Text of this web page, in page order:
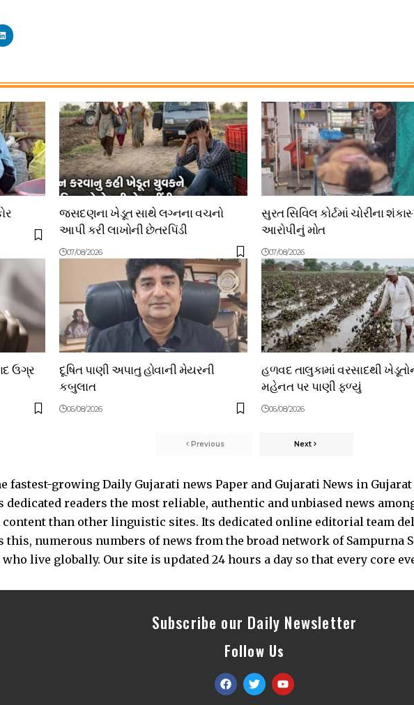
જસદણના ખેડૂત સાથે લગ્નના વચનો
આપી કરી લાખોની છેતરપિંડી
07/08/2026
સુરત સિવિલ કોર્ટમાં ચોરીના
આરોપીનું મોત
07/08/2026
ઉગ્ર
દૂષિત પાણી અપાતુ હોવાની મેયરની
કબુલાત
06/08/2026
હળવદ તાલુકામાં વરસાદથી
મહેનત પર પાણી ફળ્યું
06/08/2026
Previous Next
fastest-growing Daily Gujarati news Paper and Gujarati News in
dedicated readers the most reliable, authentic and unbiased news
than other linguistic sites. Its dedicated online editorial team
this, numerous numbers of news from the broad network of Sampurna
live globally. Our site is updated 24 hours a day so that every core
Subscribe our Daily Newsletter
Follow Us